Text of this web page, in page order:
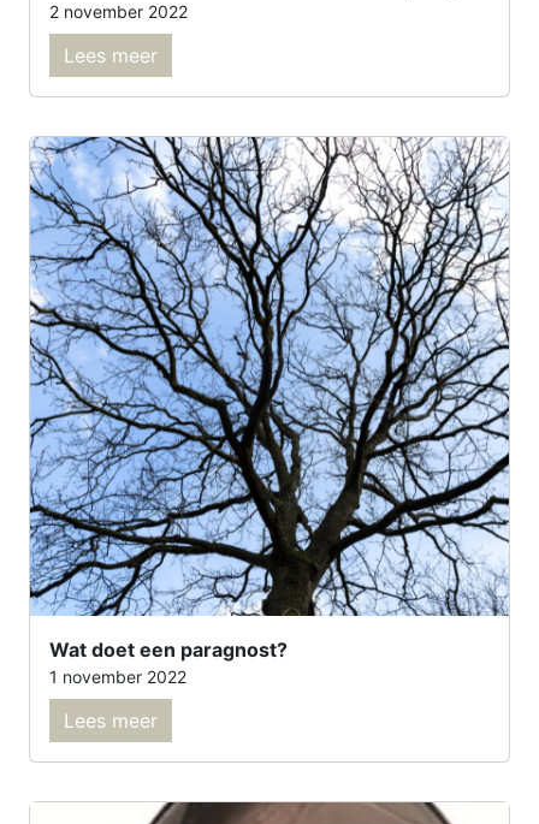
2 november 2022
Lees meer
Wat doet een paragnost?
1 november 2022
Lees meer